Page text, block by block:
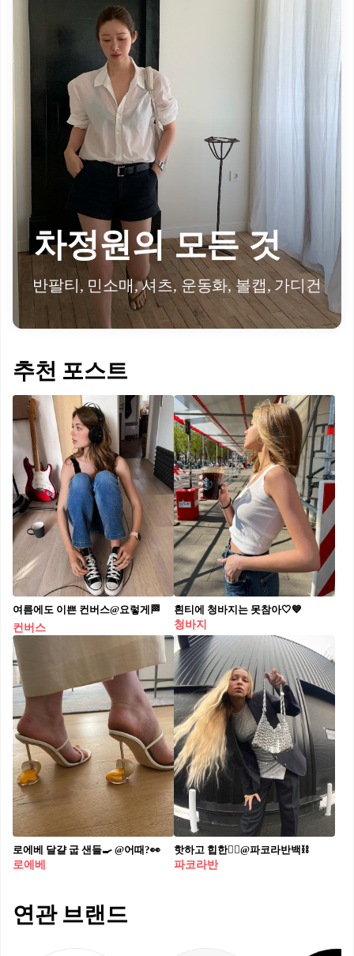
차정원의 모든 것
반팔티, 민소매, 셔츠, 운동화, 볼캡, 가디건
추천 포스트
여름에도 이쁜 컨버스@요렇게🏁
컨버스
흰티에 청바지는 못참아🤍💙
청바지
로에베 달걀 굽 샌들🍳 @어때?👀
로에베
핫하고 힙한❤️‍🔥@파코라반백⛓
파코라반
연관 브랜드